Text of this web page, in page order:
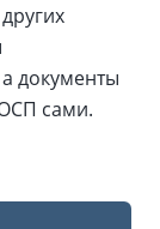
документы
сами.